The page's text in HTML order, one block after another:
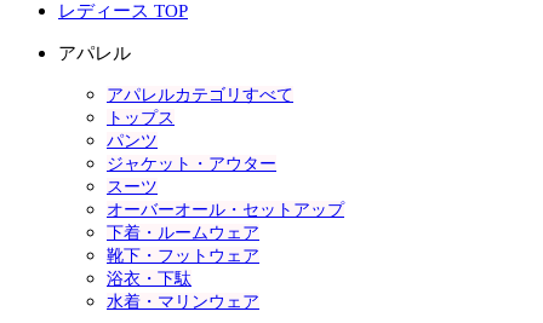
レディース TOP
アパレル
アパレルカテゴリすべて
トップス
パンツ
ジャケット・アウター
スーツ
オーバーオール・セットアップ
下着・ルームウェア
靴下・フットウェア
浴衣・下駄
水着・マリンウェア